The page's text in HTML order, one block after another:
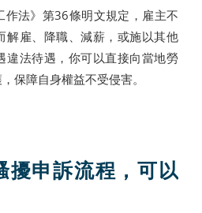
作法》第36條明文規定，雇主不
解雇、降職、減薪，或施以其他
違法待遇，你可以直接向當地勞
保障自身權益不受侵害。
擾申訴流程，可以